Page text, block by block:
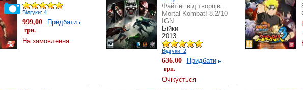
Відгуки: 4
999,00
грн.
Придбати
На замовлення
Файтінг від творців
Mortal Kombat! 8.2/10
IGN
Бійки
2013
Відгуки: 2
636.00
грн.
Придбати
Очікується